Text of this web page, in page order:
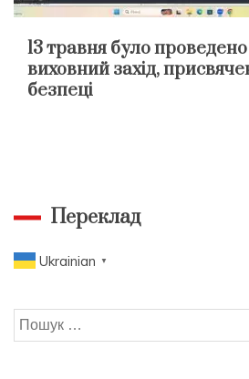
13 травня було
виховний захід,
безпеці
Переклад
Ukrainian ▼
Пошук: